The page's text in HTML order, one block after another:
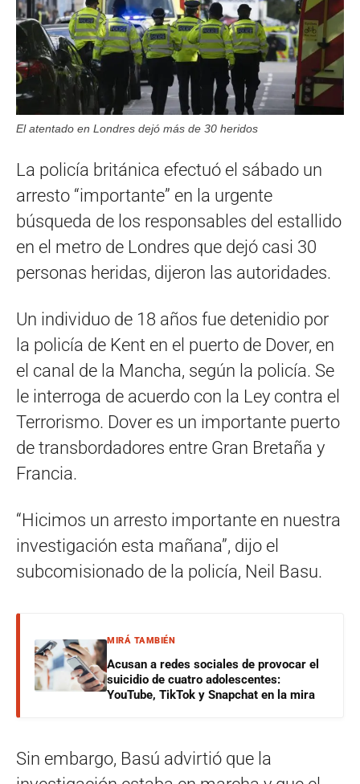
El atentado en Londres dejó más de 30 heridos
La policía británica efectuó el sábado un
arresto “importante” en la urgente
búsqueda de los responsables del estallido
en el metro de Londres que dejó casi 30
personas heridas, dijeron las autoridades.
Un individuo de 18 años fue detenidio por
la policía de Kent en el puerto de Dover, en
el canal de la Mancha, según la policía. Se
le interroga de acuerdo con la Ley contra el
Terrorismo. Dover es un importante puerto
de transbordadores entre Gran Bretaña y
Francia.
“Hicimos un arresto importante en nuestra
investigación esta mañana”, dijo el
subcomisionado de la policía, Neil Basu.
MIRÁ TAMBIÉN
Acusan a redes sociales de provocar el
suicidio de cuatro adolescentes:
YouTube, TikTok y Snapchat en la mira
Sin embargo, Basú advirtió que la